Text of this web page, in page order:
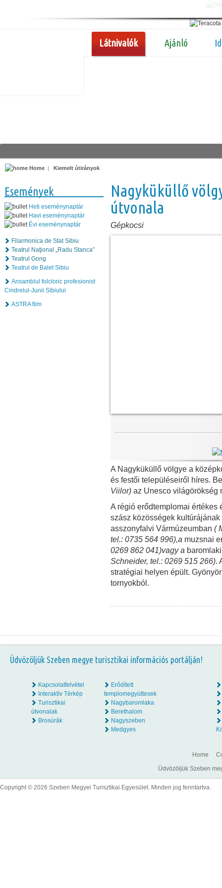
Látnivalók Ajánló
Home | Kiemelt útirányok
Események
Heti eseménynaptár
Havi eseménynaptár
Évi eseménynaptár
Filarmonica de Stat Sibiu
Teatrul Naţional „Radu Stanca”
Teatrul Gong
Teatrul de Balet Sibiu
Ansamblul folcloric profesionist
Cindrelul-Junii Sibiului
ASTRA film
Nagyküküllő
útvonala
Gépkocsi
A Nagyküküllő völgye a
és festői településeiről híres.
Viilor) az Unesco világörökség
A régió erődtemplomai értékes
szász közösségek
asszonyfalvi Vármúzeumban (
tel.: 0735 564 996),a muzsnai
0269 862 041)vagy a
Schneider, tel.: 0269 515 266).
stratégiai helyen épült.
tornyokból.
Üdvözöljük Szeben megye turisztikai információs portálján!
Kapcsolatfelvétel
Interaktív Térkép
Turisztikai
útvonalak
Brosúrák
Erődített
templomegyüttesek
Nagybaromlaka
Berethalom
Nagyszeben
Medgyes
Home
Üdvözöljük Szeben
Copyright © 2026 Szeben Megyei Turisztikai Egyesület. Minden jog fenntartva.